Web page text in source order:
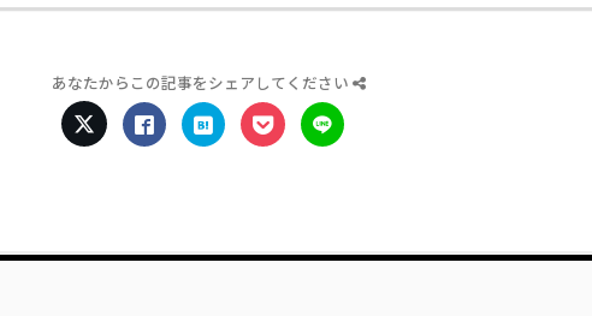
あなたからこの記事をシェアしてください